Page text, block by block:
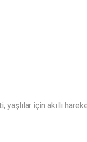
yaşlılar için akıllı